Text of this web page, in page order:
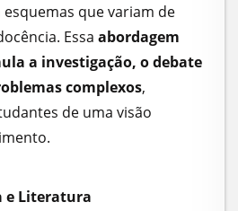
esquemas que variam de
Essa abordagem
a investigação, o debate
complexos,
de uma visão
e Literatura